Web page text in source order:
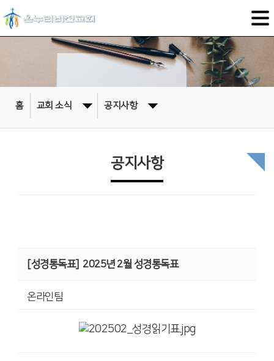
홈 교회 소식 공지사항
공지사항
[성경통독표] 2025년 2월 성경통독표
온라인팀